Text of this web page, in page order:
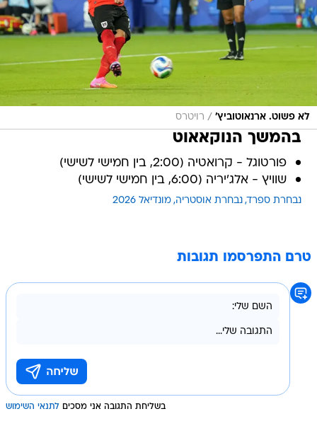
לא פשוט. ארנאוטוביץ' / רויטרס
בהמשך הנוקאאוט
פורטוגל - קרואטיה (2:00, בין חמישי לשישי)
שוויץ - אלג'יריה (6:00, בין חמישי לשישי)
נבחרת ספרד נבחרת אוסטריה מונדיאל 2026
טרם התפרסמו תגובות
בשליחת התגובה אני מסכים לתנאי השימוש